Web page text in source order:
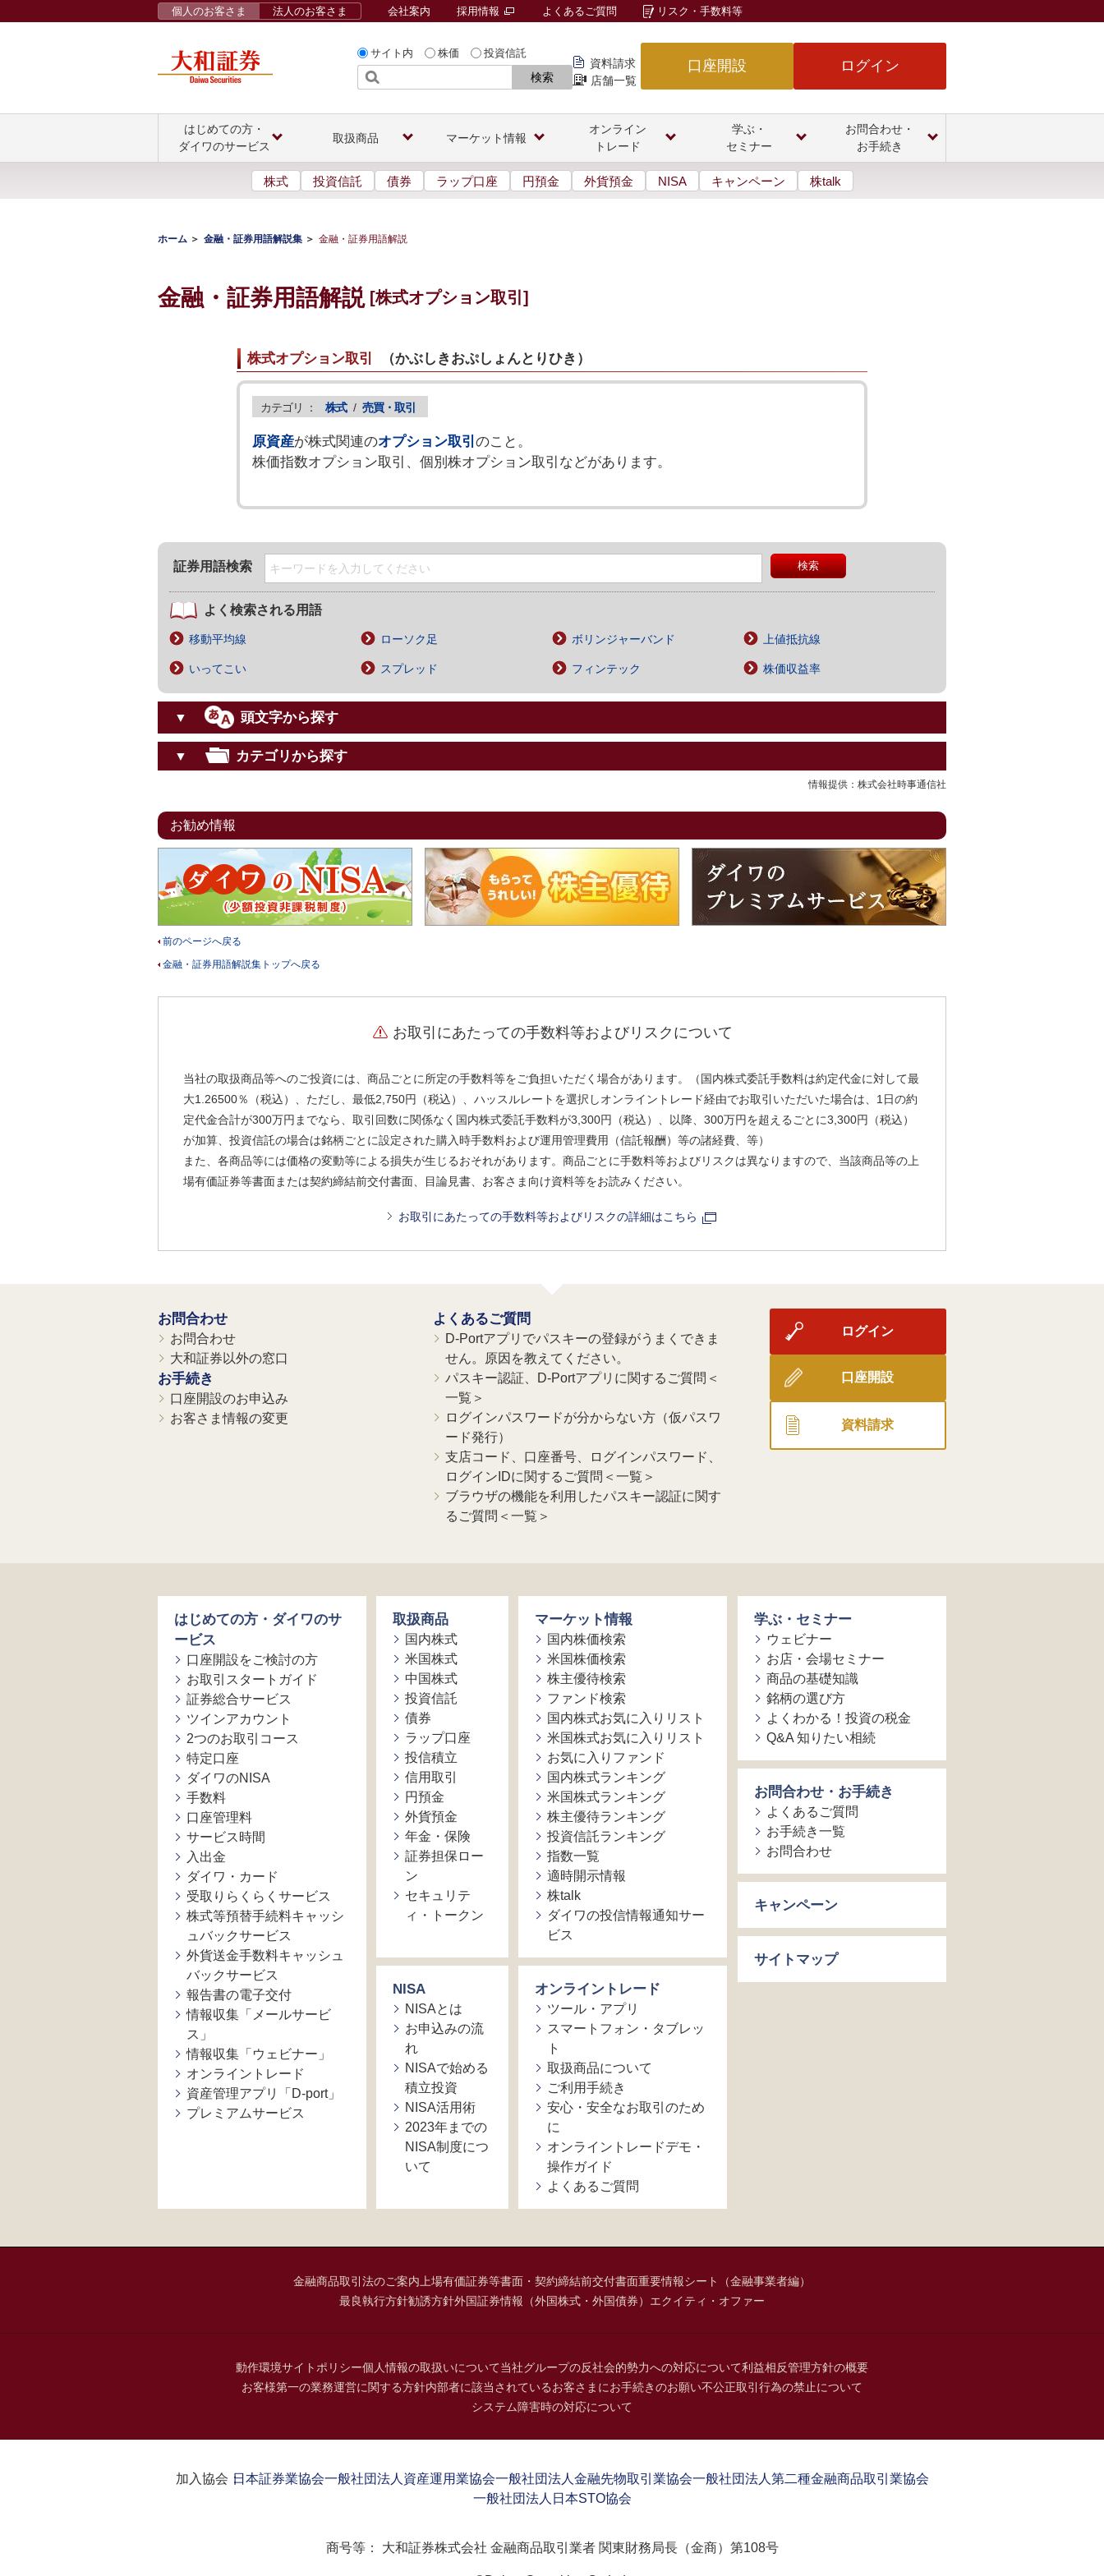
サイト内 株価 投資信託
検索
資料請求
店舗一覧
口座開設 ログイン
個人のお客さま 法人のお客さま 会社案内 採用情報 よくあるご質問 リスク・手数料等
はじめての方・
ダイワのサービス
取扱商品 マーケット情報
オンライン
トレード
学ぶ・
セミナー
お問合わせ・
お手続き
株式 投資信託 債券 ラップ口座 円預金 外貨預金 NISA キャンペーン 株talk
ホーム 金融・証券用語解説集 金融・証券用語解説
金融・証券用語解説 [株式オプション取引]
株式オプション取引 （かぶしきおぷしょんとりひき ）
カテゴリ ： 株式 / 売買・取引
原資産が株式関連のオプション取引 のこと。
株価指数オプション取引、個別株オプション取引などがあります。
証券用語検索
よく検索される用語
移動平均線 ローソク足 ボリンジャーバンド 上値抵抗線
いってこい スプレッド フィンテック 株価収益率
▼ 頭文字から探す
▼ カテゴリから探す
情報提供：株式会社時事通信社
お勧め情報
前のページへ戻る
金融・証券用語解説集トップへ戻る
お取引にあたっての手数料等およびリスクについて
当社の取扱商品等へのご投資には、商品ごとに所定の手数料等をご負担いただく場合があります。（国内株式委託手数料は約定代金に対して最
大1.26500％（税込）、ただし、最低2,750円（税込）、ハッスルレートを選択しオンライントレード経由でお取引いただいた場合は、1日の約
定代金合計が300万円までなら、取引回数に関係なく国内株式委託手数料が3,300円（税込）、以降、300万円を超えるごとに3,300円（税込）
が加算、投資信託の場合は銘柄ごとに設定された購入時手数料および運用管理費用（信託報酬）等の諸経費、等）
また、各商品等には価格の変動等による損失が生じるおそれがあります。商品ごとに手数料等およびリスクは異なりますので、当該商品等の上
場有価証券等書面または契約締結前交付書面、目論見書、お客さま向け資料等をお読みください。
お取引にあたっての手数料等およびリスクの詳細はこちら
お問合わせ
お問合わせ
大和証券以外の窓口
お手続き
口座開設のお申込み
お客さま情報の変更
よくあるご質問
D-Portアプリでパスキーの登録がうまくできま
せん。原因を教えてください。
パスキー認証、D-Portアプリに関するご質問＜
一覧＞
ログインパスワードが分からない方（仮パスワ
ード発行）
支店コード、口座番号、ログインパスワード、
ログインIDに関するご質問＜一覧＞
ブラウザの機能を利用したパスキー認証に関す
るご質問＜一覧＞
ログイン
口座開設
資料請求
はじめての方・ダイワのサ
ービス
口座開設をご検討の方
お取引スタートガイド
証券総合サービス
ツインアカウント
2つのお取引コース
特定口座
ダイワのNISA
手数料
口座管理料
サービス時間
入出金
ダイワ・カード
受取りらくらくサービス
株式等預替手続料キャッシ
ュバックサービス
外貨送金手数料キャッシュ
バックサービス
報告書の電子交付
情報収集「メールサービ
ス」
情報収集「ウェビナー」
オンライントレード
資産管理アプリ「D-port」
プレミアムサービス
取扱商品
国内株式
米国株式
中国株式
投資信託
債券
ラップ口座
投信積立
信用取引
円預金
外貨預金
年金・保険
証券担保ロー
ン
セキュリテ
ィ・トークン
NISA
NISAとは
お申込みの流
れ
NISAで始める
積立投資
NISA活用術
2023年までの
NISA制度につ
いて
マーケット情報
国内株価検索
米国株価検索
株主優待検索
ファンド検索
国内株式お気に入りリスト
米国株式お気に入りリスト
お気に入りファンド
国内株式ランキング
米国株式ランキング
株主優待ランキング
投資信託ランキング
指数一覧
適時開示情報
株talk
ダイワの投信情報通知サー
ビス
オンライントレード
ツール・アプリ
スマートフォン・タブレッ
ト
取扱商品について
ご利用手続き
安心・安全なお取引のため
に
オンライントレードデモ・
操作ガイド
よくあるご質問
学ぶ・セミナー
ウェビナー
お店・会場セミナー
商品の基礎知識
銘柄の選び方
よくわかる！投資の税金
Q&A 知りたい相続
お問合わせ・お手続き
よくあるご質問
お手続き一覧
お問合わせ
キャンペーン
サイトマップ
金融商品取引法のご案内 上場有価証券等書面・契約締結前交付書面重要情報シート（金融事業者編）
最良執行方針勧誘方針外国証券情報（外国株式・外国債券） エクイティ・オファー
動作環境サイトポリシー個人情報の取扱いについて当社グループの反社会的勢力への対応について利益相反管理方針の概要
お客様第一の業務運営に関する方針内部者に該当されているお客さまにお手続きのお願い不公正取引行為の禁止について
システム障害時の対応について
加入協会：日本証券業協会一般社団法人資産運用業協会一般社団法人金融先物取引業協会一般社団法人第二種金融商品取引業協会
一般社団法人日本STO協会
商号等： 大和証券株式会社 金融商品取引業者 関東財務局長（金商）第108号